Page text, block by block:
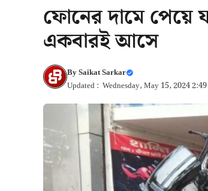
ফোনের দামে পেয়ে
একবারই আসে
BySaikat Sarkar
Updated : Wednesday, May 15, 2024